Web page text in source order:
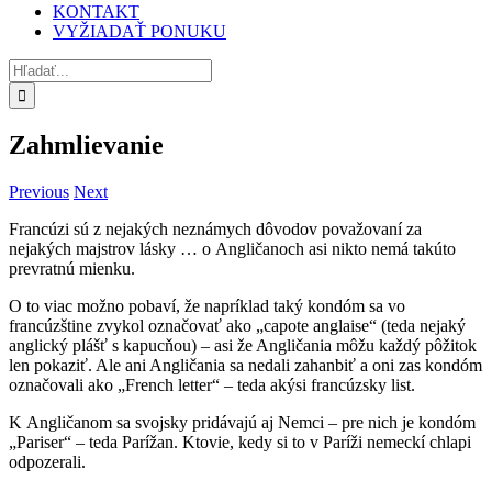
KONTAKT
VYŽIADAŤ PONUKU
Hľadať:
Zahmlievanie
Previous Next
Francúzi sú z nejakých neznámych dôvodov považovaní za
nejakých majstrov lásky … o Angličanoch asi nikto nemá takúto
prevratnú mienku.
O to viac možno pobaví, že napríklad taký kondóm sa vo
francúzštine zvykol označovať ako „capote anglaise“ (teda nejaký
anglický plášť s kapucňou) – asi že Angličania môžu každý pôžitok
len pokaziť. Ale ani Angličania sa nedali zahanbiť a oni zas kondóm
označovali ako „French letter“ – teda akýsi francúzsky list.
K Angličanom sa svojsky pridávajú aj Nemci – pre nich je kondóm
„Pariser“ – teda Parížan. Ktovie, kedy si to v Paríži nemeckí chlapi
odpozerali.